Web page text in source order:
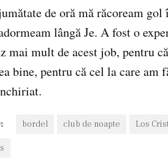
de oră mă răcoream
lângă Je. A fost o
mai mult de acest job, pentru
bine, pentru că cel la care am
bordel club de noapte Los